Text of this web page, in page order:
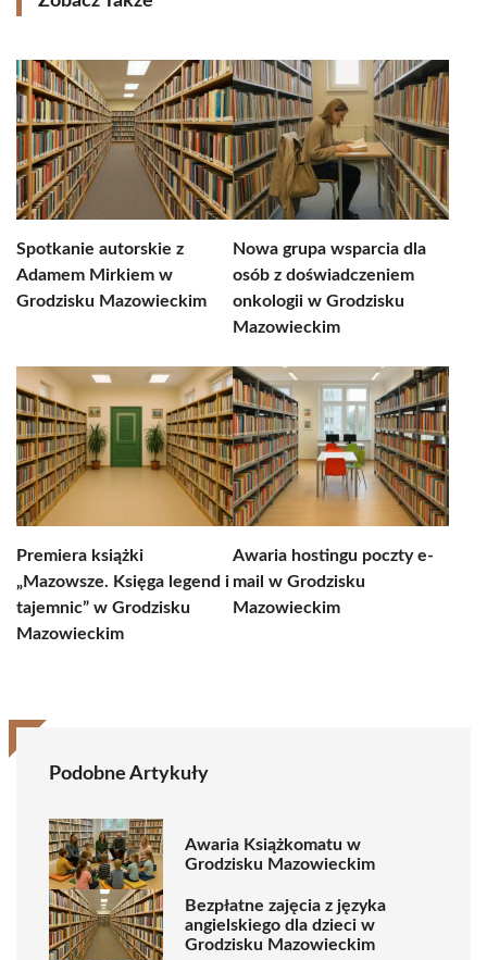
Spotkanie autorskie z
Adamem Mirkiem w
Grodzisku Mazowieckim
Nowa grupa wsparcia dla
osób z doświadczeniem
onkologii w Grodzisku
Mazowieckim
Premiera książki
„Mazowsze. Księga legend i
tajemnic” w Grodzisku
Mazowieckim
Awaria hostingu poczty e-
mail w Grodzisku
Mazowieckim
Podobne Artykuły
Awaria Książkomatu w
Grodzisku Mazowieckim
Bezpłatne zajęcia z języka
angielskiego dla dzieci w
Grodzisku Mazowieckim